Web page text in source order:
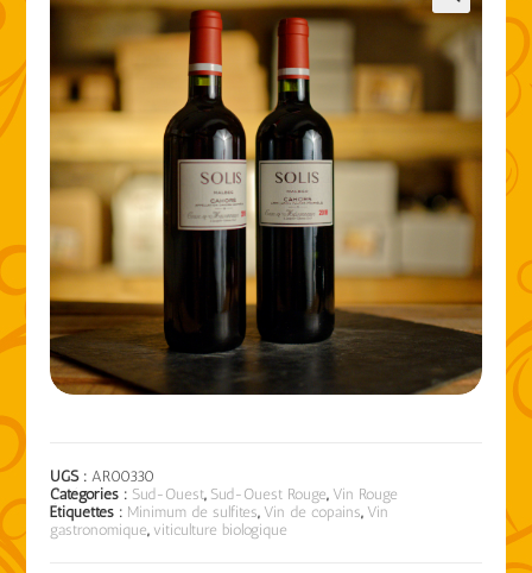
UGS : AR00330
Catégories : Sud-Ouest, Sud-Ouest Rouge, Vin Rouge
Étiquettes : Minimum de sulfites, Vin de copains, Vin
gastronomique, viticulture biologique